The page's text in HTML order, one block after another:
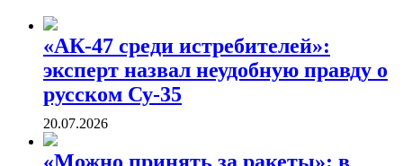
«АК-47 среди истребителей»:
эксперт назвал неудобную правду о
русском Су-35
20.07.2026
«Можно принять за ракеты»: в